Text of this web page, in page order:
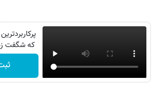
که شگفت